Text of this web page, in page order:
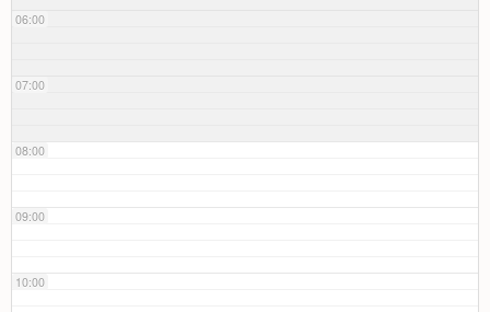
06:00
07:00
08:00
09:00
10:00